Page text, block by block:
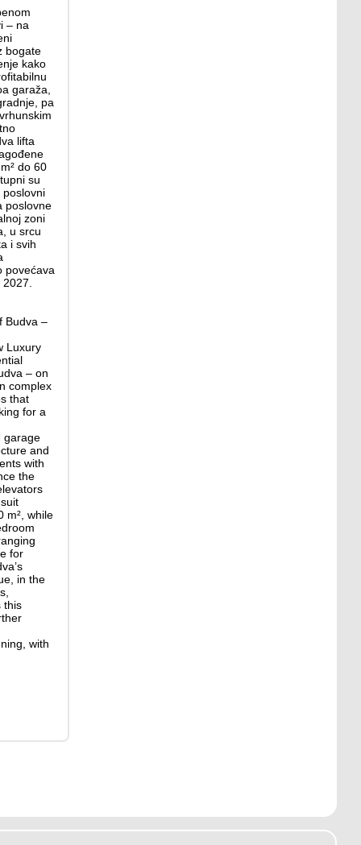
– na
bogate
kako
garaža,
pa
lifta
do 60
su
poslovni
poslovne
zoni
u srcu
i svih
povećava
Budva –
Luxury
– on
complex
that
for a
garage
and
with
the
m², while
for
in the
this
with